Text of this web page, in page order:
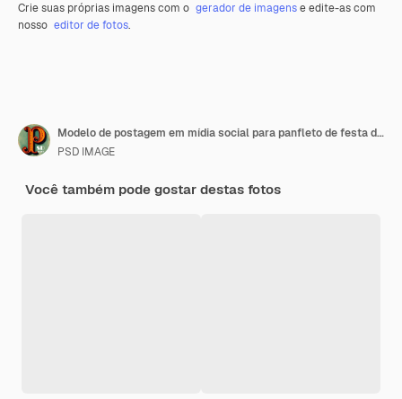
Crie suas próprias imagens com o gerador de imagense edite-as com
nosso editor de fotos.
Modelo de postagem em mídia social para panfleto de festa do clube
PSD IMAGE
Você também pode gostar destas fotos